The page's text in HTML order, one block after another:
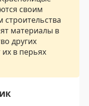
своим
материалы в
других
в перьях